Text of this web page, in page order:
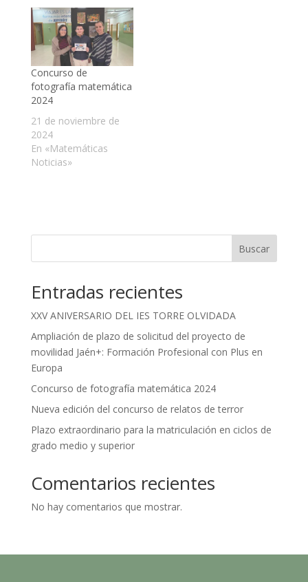
Concurso de
fotografía matemática
2024
21 de noviembre de
2024
En «Matemáticas
Noticias»
Buscar
Entradas recientes
XXV ANIVERSARIO DEL IES TORRE OLVIDADA
Ampliación de plazo de solicitud del proyecto de
movilidad Jaén+: Formación Profesional con Plus en
Europa
Concurso de fotografía matemática 2024
Nueva edición del concurso de relatos de terror
Plazo extraordinario para la matriculación en ciclos de
grado medio y superior
Comentarios recientes
No hay comentarios que mostrar.